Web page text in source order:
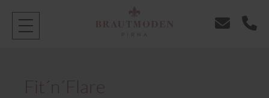
Fit´n´Flare